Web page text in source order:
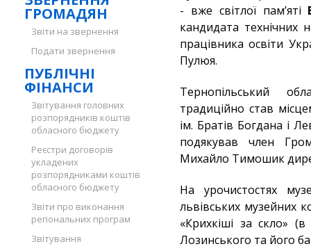
ГРОМАДЯН
Звіти на звернення
Подати звернення
ПУБЛІЧНІ
ФІНАНСИ
Звітування головних
розпорядників коштів
обласного бюджету
Реєстри договорів
укладених
розпорядниками коштів
обласного бюджету
Звіти про виконання
регіональних програм
Звітування
- вже світлої пам’яті
кандидата технічних
працівника освіти
Пулюя.
Тернопільський
традиційно став
ім. Братів Богдана і
подякував член
Михайло Тимошик
На урочистостях
львівських музейних
«Крихкіші за скло»
Лозинського та його